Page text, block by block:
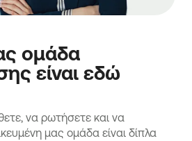
ομάδα
είναι εδώ
να ρωτήσετε και να
μας ομάδα είναι δίπλα